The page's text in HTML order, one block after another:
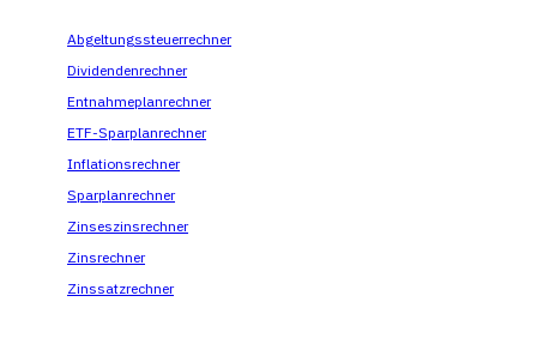
Abgeltungssteuerrechner
Dividendenrechner
Entnahmeplanrechner
ETF-Sparplanrechner
Inflationsrechner
Sparplanrechner
Zinseszinsrechner
Zinsrechner
Zinssatzrechner